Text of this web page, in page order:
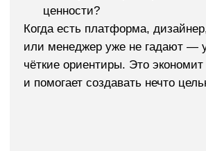
Бренд-платформа — это не про теорию. Это про
бизнес. Ниже — конкретные результаты, которые